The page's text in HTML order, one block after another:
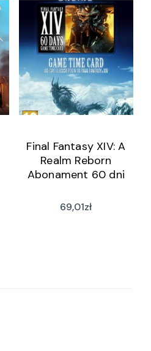
Final Fantasy XIV: A
Realm Reborn
Abonament 60 dni
69,01zł